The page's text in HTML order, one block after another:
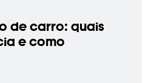
de carro: quais
e como